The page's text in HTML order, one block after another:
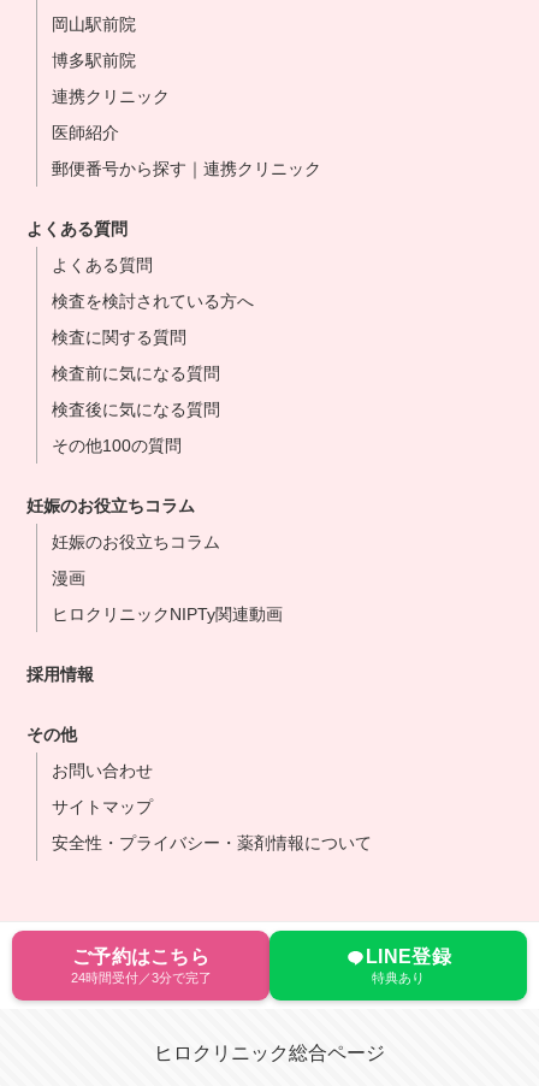
岡山駅前院
博多駅前院
連携クリニック
医師紹介
郵便番号から探す｜連携クリニック
よくある質問
よくある質問
検査を検討されている方へ
検査に関する質問
検査前に気になる質問
検査後に気になる質問
その他100の質問
妊娠のお役立ちコラム
妊娠のお役立ちコラム
漫画
ヒロクリニックNIPTy関連動画
採用情報
その他
お問い合わせ
サイトマップ
安全性・プライバシー・薬剤情報について
ご予約はこちら
24時間受付／3分で完了
LINE登録
特典あり
ヒロクリニック総合ページ